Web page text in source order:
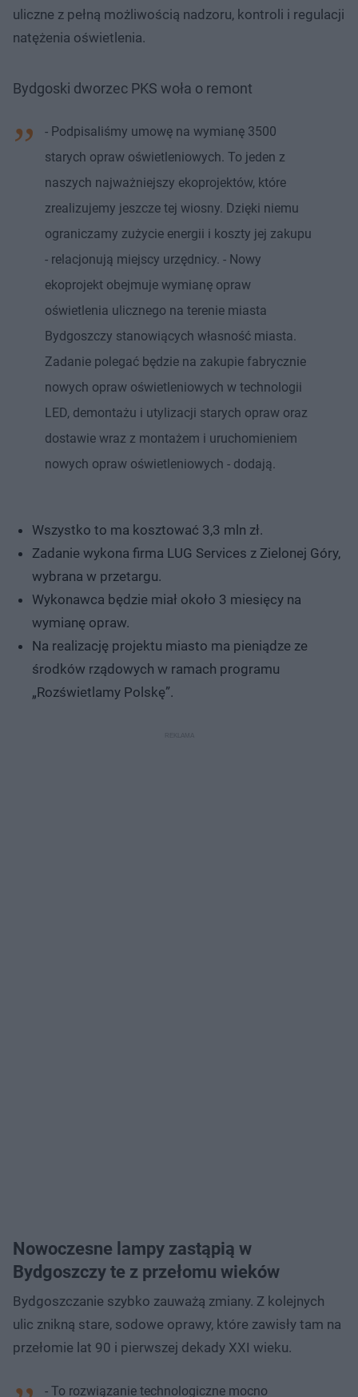
uliczne z pełną możliwością nadzoru, kontroli i regulacji
natężenia oświetlenia.
Bydgoski dworzec PKS woła o remont
- Podpisaliśmy umowę na wymianę 3500
starych opraw oświetleniowych. To jeden z
naszych najważniejszy ekoprojektów, które
zrealizujemy jeszcze tej wiosny. Dzięki niemu
ograniczamy zużycie energii i koszty jej zakupu
- relacjonują miejscy urzędnicy. - Nowy
ekoprojekt obejmuje wymianę opraw
oświetlenia ulicznego na terenie miasta
Bydgoszczy stanowiących własność miasta.
Zadanie polegać będzie na zakupie fabrycznie
nowych opraw oświetleniowych w technologii
LED, demontażu i utylizacji starych opraw oraz
dostawie wraz z montażem i uruchomieniem
nowych opraw oświetleniowych - dodają.
Wszystko to ma kosztować 3,3 mln zł.
Zadanie wykona firma LUG Services z Zielonej Góry,
wybrana w przetargu.
Wykonawca będzie miał około 3 miesięcy na
wymianę opraw.
Na realizację projektu miasto ma pieniądze ze
środków rządowych w ramach programu
„Rozświetlamy Polskę”.
Nowoczesne lampy zastąpią w
Bydgoszczy te z przełomu wieków
Bydgoszczanie szybko zauważą zmiany. Z kolejnych
ulic znikną stare, sodowe oprawy, które zawisły tam na
przełomie lat 90 i pierwszej dekady XXI wieku.
- To rozwiązanie technologiczne mocno